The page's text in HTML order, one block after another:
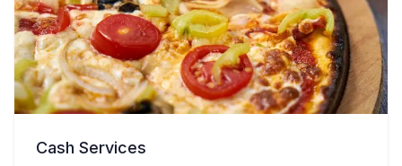
Cash Services